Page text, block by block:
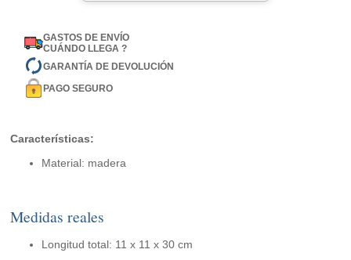
GASTOS DE ENVÍO
CUÁNDO LLEGA ?
GARANTÍA DE DEVOLUCIÓN
PAGO SEGURO
Características:
Material: madera
Medidas reales
Longitud total: 11 x 11 x 30 cm